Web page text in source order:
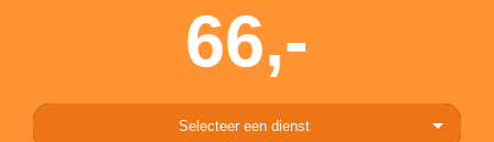
66,-
Selecteer een dienst